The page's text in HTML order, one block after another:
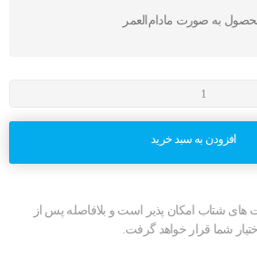
به صورت مادام‌العمر
افزودن به سبد خرید
شتاب امکان پذیر است و بلافاصله پس از
شما قرار خواهد گرفت.